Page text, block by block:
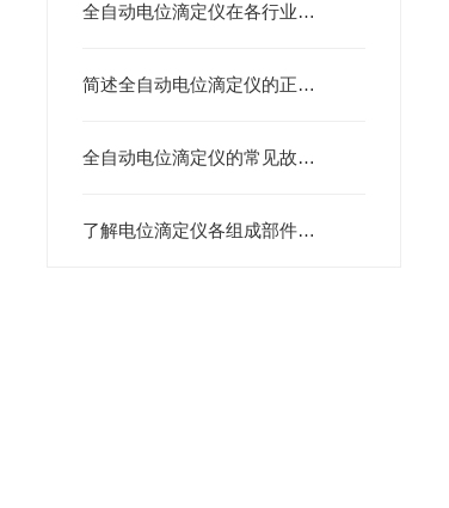
全自动电位滴定仪在各行业中的具体应用分享
简述全自动电位滴定仪的正确使用方法
全自动电位滴定仪的常见故障相应解决方法分享
了解电位滴定仪各组成部件功能特点才能更好的使用它